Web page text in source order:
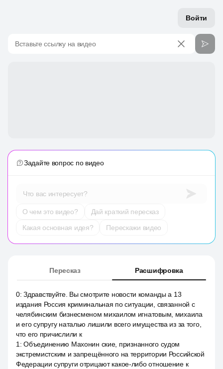
Войти
Вставьте ссылку на видео
Задайте вопрос по видео
Что вас интересует?
О чем это видео?
Дай краткий пересказ
Какая основная идея?
Перескажи видео
Пересказ Расшифровка
0:Здравствуйте. Вы смотрите новости команды а 13
издания Россия криминальная по ситуации, связанной с
челябинским бизнесменом михаилом игнатовым, михаила
и его супругу наталью лишили всего имущества из за того,
что его причислили к
1 :Объединению Махонин ские, признанного судом
экстремистским и запрещённого на территории Российской
Федерации супруги отрицают какое-либо отношение к